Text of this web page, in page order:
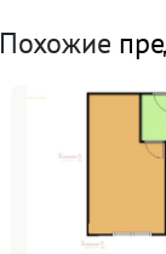
обременений,
ID объекта в
Ежемесячный
Расчёт по
I пол. 2022
Похожие